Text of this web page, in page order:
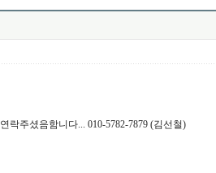
주셨음함니다... 010-5782-7879 (김선철)